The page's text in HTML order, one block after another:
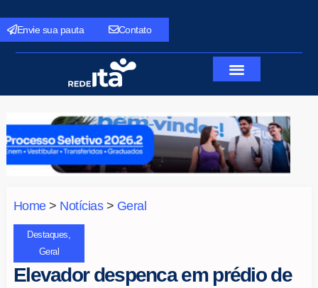
Envie sua pauta Contato
Home> Notícias> Geral
Destaques
Geral
Elevador despenca em prédio de